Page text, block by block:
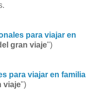
para viajar en
gran viaje")
para viajar en familia
viaje")